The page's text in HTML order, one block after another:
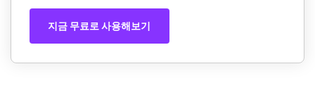
지금 무료로 사용해보기